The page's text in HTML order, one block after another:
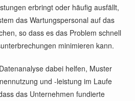
erbringt oder häufig ausfällt,
das Wartungspersonal auf das
so dass es das Problem schnell
minimieren kann.
dabei helfen, Muster
und -leistung im Laufe
das Unternehmen fundierte